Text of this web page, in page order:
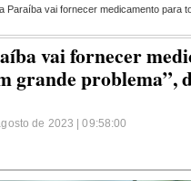
Paraíba vai fornecer medicamento para
vai fornecer
grande problema”,
de 2023 | 09:58:00